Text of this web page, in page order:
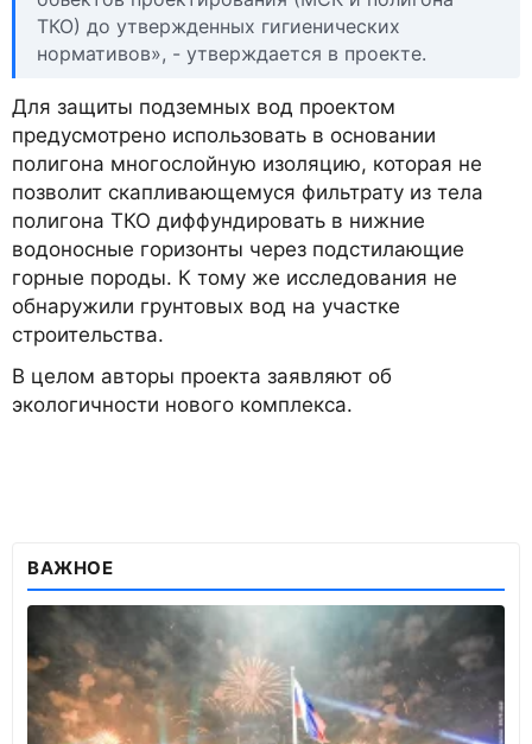
ТКО) до утвержденных гигиенических
нормативов», - утверждается в проекте.
Для защиты подземных вод проектом
предусмотрено использовать в основании
полигона многослойную изоляцию, которая не
позволит скапливающемуся фильтрату из тела
полигона ТКО диффундировать в нижние
водоносные горизонты через подстилающие
горные породы. К тому же исследования не
обнаружили грунтовых вод на участке
строительства.
В целом авторы проекта заявляют об
экологичности нового комплекса.
ВАЖНОЕ